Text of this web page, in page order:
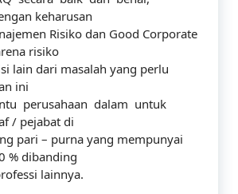
keharusan
Risiko dan Good Corporate
risiko
lain dari masalah yang perlu
ini
perusahaan dalam untuk
/ pejabat di
pari – purna yang mempunyai
% dibanding
lainnya.